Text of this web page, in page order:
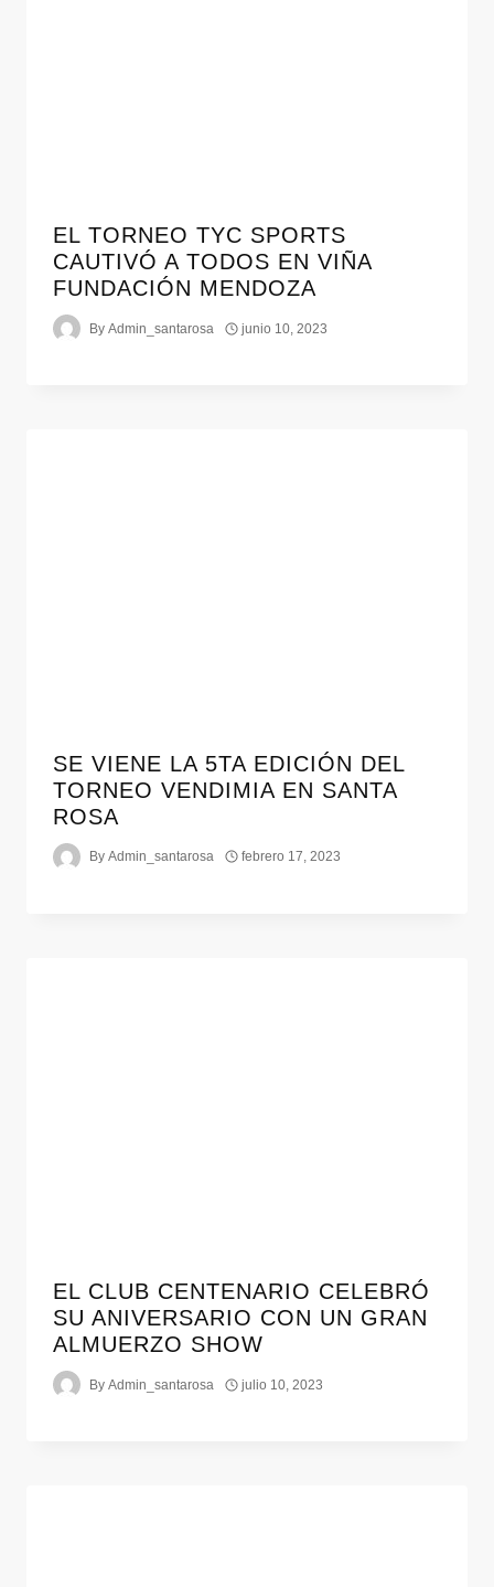
EL TORNEO TYC SPORTS
CAUTIVÓ A TODOS EN VIÑA
FUNDACIÓN MENDOZA
By Admin_santarosa junio 10, 2023
SE VIENE LA 5TA EDICIÓN DEL
TORNEO VENDIMIA EN SANTA
ROSA
By Admin_santarosa febrero 17, 2023
EL CLUB CENTENARIO CELEBRÓ
SU ANIVERSARIO CON UN GRAN
ALMUERZO SHOW
By Admin_santarosa julio 10, 2023